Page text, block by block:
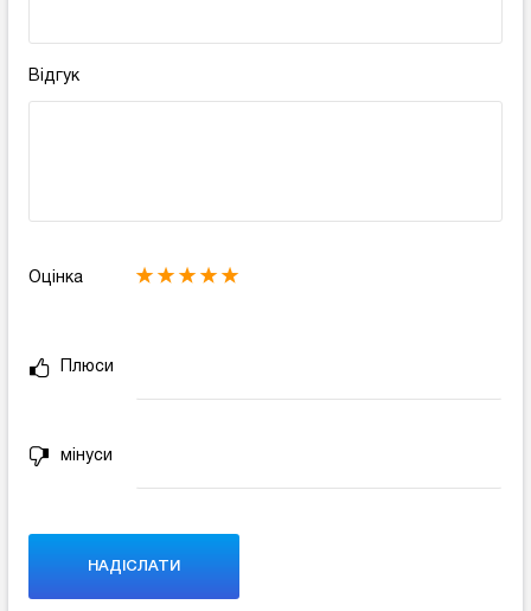
Відгук
Оцінка
Плюси
мінуси